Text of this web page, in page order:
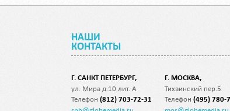
НАШИ
КОНТАКТЫ
Г. САНКТ ПЕТЕРБУРГ,
ул. Мира д.10 лит. А
Телефон (812) 703-72-31
Г. МОСКВА,
Тихвинский пер.5
Телефон (495) 780-